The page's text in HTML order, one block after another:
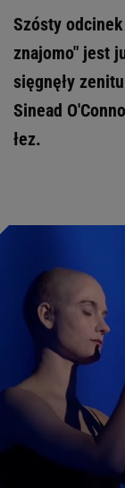
Szósty
znajomo" jest
sięgnęły
Sinead
łez.